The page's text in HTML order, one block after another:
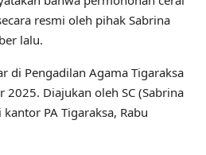
resmi oleh pihak Sabrina
lalu.
di Pengadilan Agama Tigaraksa
Diajukan oleh SC (Sabrina
PA Tigaraksa, Rabu